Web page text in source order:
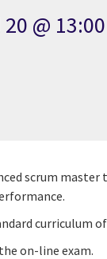
@ 13:00
scrum
curriculum
on-line exam.